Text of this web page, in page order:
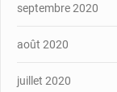
septembre 2020
août 2020
juillet 2020